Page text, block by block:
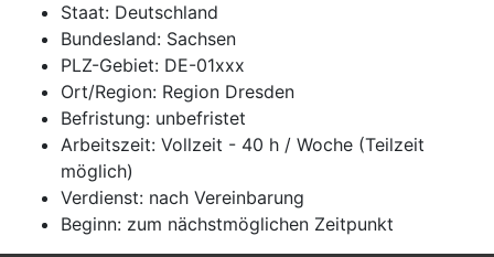
Staat: Deutschland
Bundesland: Sachsen
PLZ-Gebiet: DE-01xxx
Ort/Region: Region Dresden
Befristung: unbefristet
Arbeitszeit: Vollzeit - 40 h / Woche (Teilzeit
möglich)
Verdienst: nach Vereinbarung
Beginn: zum nächstmöglichen Zeitpunkt